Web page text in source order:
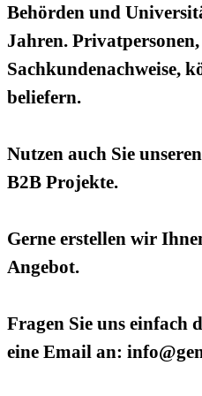
Behörden und
Jahren.
Sachkundenachweise,
beliefern.
Nutzen auch Sie
B2B Projekte.
Gerne erstellen wir
Angebot.
Fragen Sie uns einfach
eine Email an: